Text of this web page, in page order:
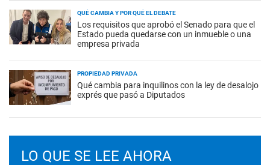
QUÉ CAMBIA Y POR QUÉ EL DEBATE
Los requisitos que aprobó el Senado para que el
Estado pueda quedarse con un inmueble o una
empresa privada
PROPIEDAD PRIVADA
Qué cambia para inquilinos con la ley de desalojo
exprés que pasó a Diputados
LO QUE SE LEE AHORA